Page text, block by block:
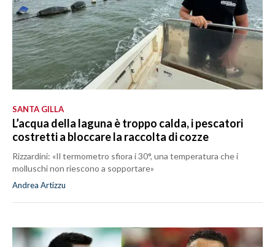
SANTA GILLA
L’acqua della laguna è troppo calda, i pescatori
costretti a bloccare la raccolta di cozze
Rizzardini: «Il termometro sfiora i 30°, una temperatura che i
molluschi non riescono a sopportare»
Andrea Artizzu